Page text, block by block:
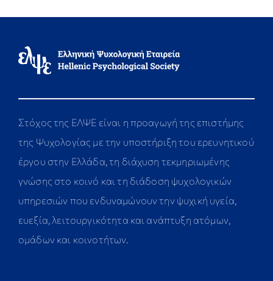
Στόχος της ΕΛΨΕ είναι η προαγωγή της επιστήμης
της Ψυχολογίας με την υποστήριξη του ερευνητικού
έργου στην Ελλάδα, τη διάχυση τεκμηριωμένης
γνώσης στο κοινό και τη διάδοση ψυχολογικών
υπηρεσιών που ενδυναμώνουν την ψυχική υγεία,
ευεξία, λειτουργικότητα και ανάπτυξη ατόμων,
ομάδων και κοινοτήτων.